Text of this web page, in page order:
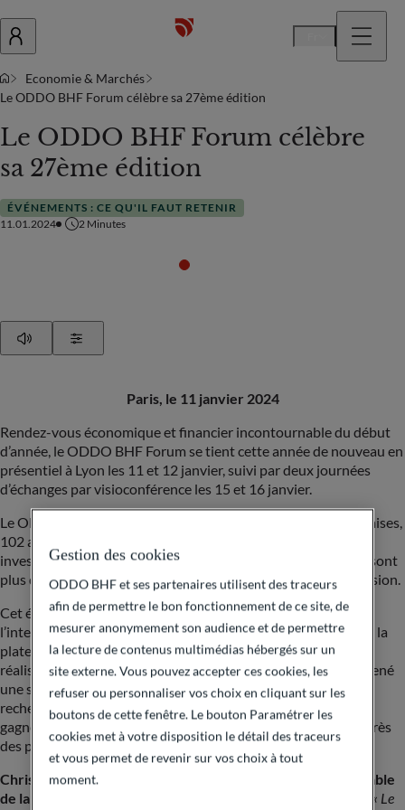
Economie & Marchés
Le ODDO BHF Forum célèbre sa 27ème édition
Le ODDO BHF Forum célèbre
sa 27ème édition
ÉVÉNEMENTS : CE QU'IL FAUT RETENIR
11.01.2024
2 Minutes
Paris, le 11 janvier 2024
Rendez-vous économique et financier incontournable du début
d’année, le ODDO BHF Forum se tient cette année de nouveau en
présentiel à Lyon les 11 et 12 janvier, suivi par deux journées
d’échanges par visioconférence les 15 et 16 janvier.
Le ODDO BHF Forum rassemble 335 entreprises (139 françaises,
102 allemandes et 92 du reste du monde) et plus de 850
investisseurs d’Europe, d’Asie et des Etats-Unis. Au total, ce sont
plus de 10 000 rencontres qui seront organisées à cette occasion.
Cet événement emblématique est le reflet de
l’internationalisation du Groupe ODDO BHF et du succès de la
plateforme actions du Groupe. En parallèle des acquisitions
réalisées en Allemagne et en Suisse, ODDO BHF a en effet mené
une stratégie d’alliance européenne sur les métiers de la
recherche et du courtage actions qui a permis au Groupe de
gagner des parts de marché et de renforcer ses positions auprès
des plus grands investisseurs institutionnels.
Christophe Tadié, associé-gérant de ODDO BHF, Responsable
de la banque de financement et d’investissement
« Le
Gestion des cookies
ODDO BHF et ses partenaires utilisent des traceurs
afin de permettre le bon fonctionnement de ce site, de
mesurer anonymement son audience et de permettre
la lecture de contenus multimédias hébergés sur un
site externe. Vous pouvez accepter ces cookies, les
refuser ou personnaliser vos choix en cliquant sur les
boutons de cette fenêtre. Le bouton Paramétrer les
cookies met à votre disposition le détail des traceurs
et vous permet de revenir sur vos choix à tout
moment.